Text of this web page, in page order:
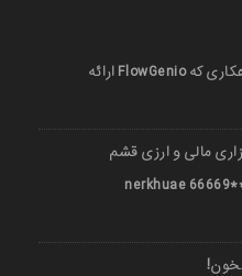
چرا بیشتر تریدرها رشد نمی‌کنند؟ راهکاری که FlowGenio ارائه
مالی و ارزی قشم
501036018 | 971***77739 | 971***66669 nerkhuae